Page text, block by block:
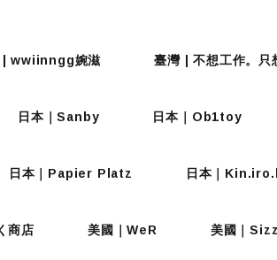
| wwiinngg婉滋 臺灣 | 不想工作。
日本｜Sanby 日本｜Ob1toy
日本｜Papier Platz 日本｜
商店 美國｜WeR 美國｜